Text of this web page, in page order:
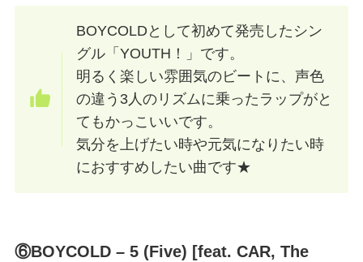
BOYCOLDとして初めて発売したシン
グル「YOUTH！」です。
明るく楽しい雰囲気のビートに、声色
の違う3人のリズムに乗ったラップがと
てもかっこいいです。
気分を上げたい時や元気になりたい時
におすすめしたい曲です★
⑥BOYCOLD – 5 (Five) [feat. CAR, The